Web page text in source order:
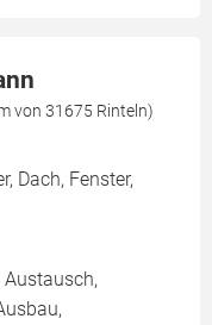
von 31675 Rinteln)
Dach, Fenster,